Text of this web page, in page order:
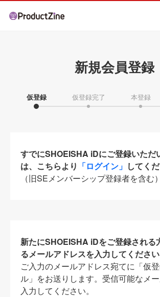
新規会員登録
仮登録 仮登録完了 本登録
すでにSHOEISHA iDにご登録いただ
は、こちらより 「ログイン」 してくだ
（旧SEメンバーシップ登録者を含む）
新たにSHOEISHA iDをご登録される
るメールアドレスを入力してください
ご入力のメールアドレス宛てに「仮
ル」をお送りします。受信可能なメ
入力してください。